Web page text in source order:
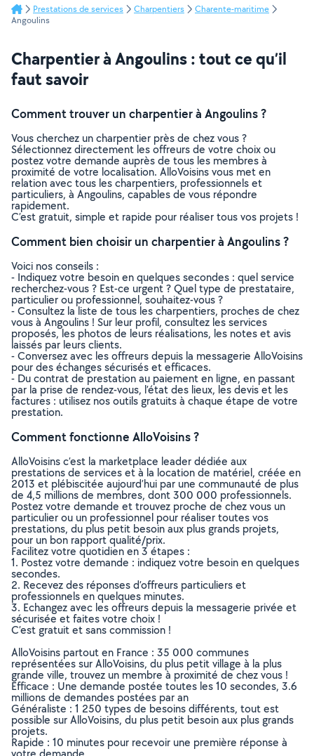
Prestations de services Charpentiers
Charente-maritime
Angoulins
Charpentier à Angoulins : tout ce qu’il
faut savoir
Comment trouver un charpentier à Angoulins ?
Vous cherchez un charpentier près de chez vous ?
Sélectionnez directement les offreurs de votre choix ou
postez votre demande auprès de tous les membres à
proximité de votre localisation. AlloVoisins vous met en
relation avec tous les charpentiers, professionnels et
particuliers, à Angoulins, capables de vous répondre
rapidement.
C’est gratuit, simple et rapide pour réaliser tous vos projets !
Comment bien choisir un charpentier à Angoulins ?
Voici nos conseils :
- Indiquez votre besoin en quelques secondes : quel service
recherchez-vous ? Est-ce urgent ? Quel type de prestataire,
particulier ou professionnel, souhaitez-vous ?
- Consultez la liste de tous les charpentiers, proches de chez
vous à Angoulins ! Sur leur profil, consultez les services
proposés, les photos de leurs réalisations, les notes et avis
laissés par leurs clients.
- Conversez avec les offreurs depuis la messagerie AlloVoisins
pour des échanges sécurisés et efficaces.
- Du contrat de prestation au paiement en ligne, en passant
par la prise de rendez-vous, l’état des lieux, les devis et les
factures : utilisez nos outils gratuits à chaque étape de votre
prestation.
Comment fonctionne AlloVoisins ?
AlloVoisins c’est la marketplace leader dédiée aux
prestations de services et à la location de matériel, créée en
2013 et plébiscitée aujourd’hui par une communauté de plus
de 4,5 millions de membres, dont 300 000 professionnels.
Postez votre demande et trouvez proche de chez vous un
particulier ou un professionnel pour réaliser toutes vos
prestations, du plus petit besoin aux plus grands projets,
pour un bon rapport qualité/prix.
Facilitez votre quotidien en 3 étapes :
1. Postez votre demande : indiquez votre besoin en quelques
secondes.
2. Recevez des réponses d’offreurs particuliers et
professionnels en quelques minutes.
3. Echangez avec les offreurs depuis la messagerie privée et
sécurisée et faites votre choix !
C’est gratuit et sans commission !
AlloVoisins partout en France : 35 000 communes
représentées sur AlloVoisins, du plus petit village à la plus
grande ville, trouvez un membre à proximité de chez vous !
Efficace : Une demande postée toutes les 10 secondes, 3.6
millions de demandes postées par an
Généraliste : 1 250 types de besoins différents, tout est
possible sur AlloVoisins, du plus petit besoin aux plus grands
projets.
Rapide : 10 minutes pour recevoir une première réponse à